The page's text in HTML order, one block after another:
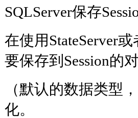
SQLServer保存
在使用StateServer
要保存到Session的
（默认的数据类型
化。